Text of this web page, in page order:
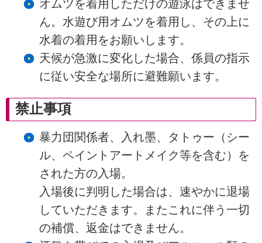
オムツを着用しただけの遊泳はできませ
ん。水遊び用オムツを着用し、その上に
水着の着用をお願いします。
天候が急激に変化した場合、係員の指示
に従い安全な場所に避難願います。
禁止事項
暴力団関係者、入れ墨、タトゥー（シー
ル、ペイントアートメイク等を含む）を
された方の入場。
入場後に判明した場合は、速やかに退場
していただきます。またこれに伴う一切
の補償、返金はできません。